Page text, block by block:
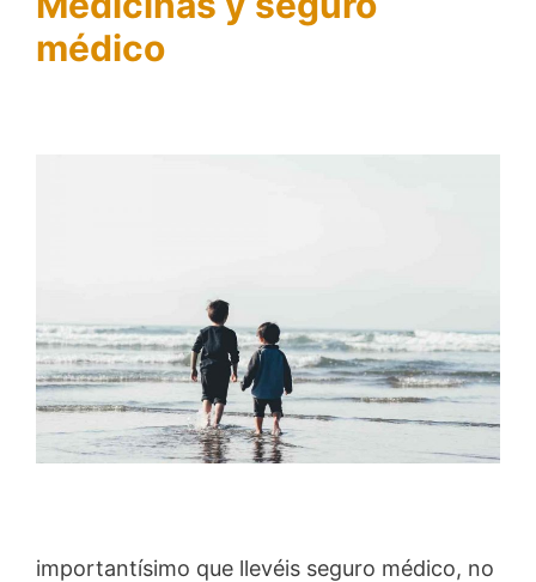
médico
importantísimo que llevéis seguro médico, no